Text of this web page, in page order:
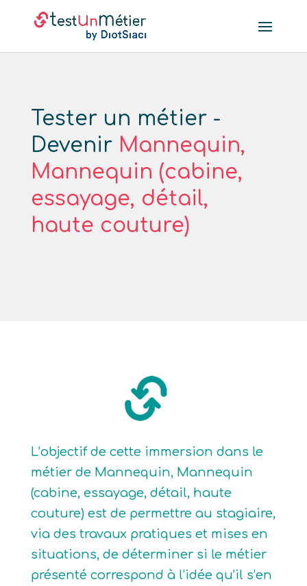
Tester un métier -
Devenir Mannequin,
Mannequin (cabine,
essayage, détail,
haute couture)
L’objectif de cette immersion dans le
métier de Mannequin, Mannequin
(cabine, essayage, détail, haute
couture) est de permettre au stagiaire,
via des travaux pratiques et mises en
situations, de déterminer si le métier
présenté correspond à l’idée qu’il s’en